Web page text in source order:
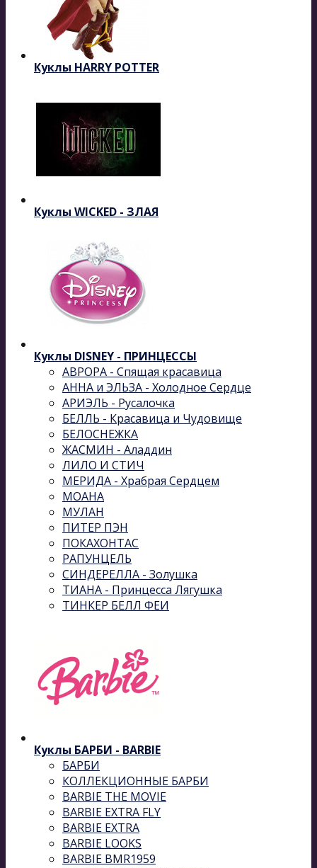
Куклы HARRY POTTER
Куклы WICKED - ЗЛАЯ
Куклы DISNEY - ПРИНЦЕССЫ
АВРОРА - Спящая красавица
АННА и ЭЛЬЗА - Холодное Сердце
АРИЭЛЬ - Русалочка
БЕЛЛЬ - Красавица и Чудовище
БЕЛОСНЕЖКА
ЖАСМИН - Аладдин
ЛИЛО И СТИЧ
МЕРИДА - Храбрая Сердцем
МОАНА
МУЛАН
ПИТЕР ПЭН
ПОКАХОНТАС
РАПУНЦЕЛЬ
СИНДЕРЕЛЛА - Золушка
ТИАНА - Принцесса Лягушка
ТИНКЕР БЕЛЛ ФЕИ
Куклы БАРБИ - BARBIE
БАРБИ
КОЛЛЕКЦИОННЫЕ БАРБИ
BARBIE THE MOVIE
BARBIE EXTRA FLY
BARBIE EXTRA
BARBIE LOOKS
BARBIE BMR1959